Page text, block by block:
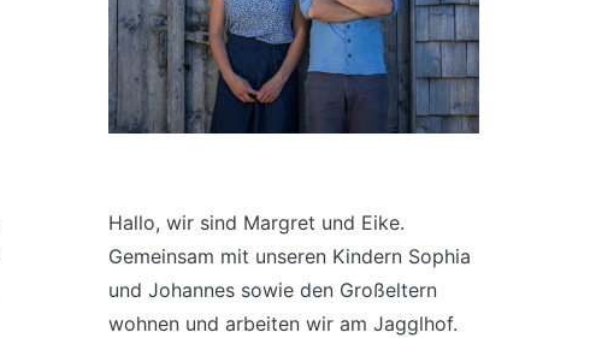
Hallo, wir sind Margret und Eike.
Gemeinsam mit unseren Kindern Sophia
und Johannes sowie den Großeltern
wohnen und arbeiten wir am Jagglhof.